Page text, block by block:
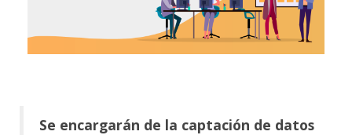
Se encargarán de la captación de datos